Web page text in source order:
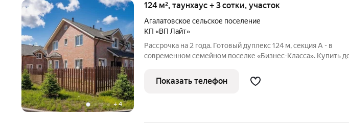
+4
124 м², таунхаус + 3 сотки, участок
Агалатовское сельское поселение
КП «ВП Лайт»
Рассрочка на 2 года. Готовый дуплекс 124 м, секция А - в
современном семейном поселке «Бизнес-Класса». Купить
стиль Единый стиль фасадов, дорог, тротуаров, освещения и
придомовых зон. -
Показать телефон